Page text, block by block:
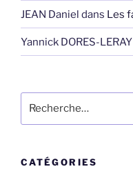
JEAN Daniel dans Les
Yannick DORES-LERAY
pour
CATÉGORIES